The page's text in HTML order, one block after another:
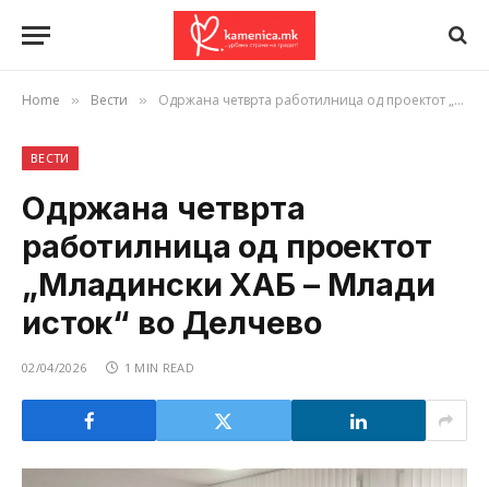
Home » Вести » Одржана четврта работилница од проектот „Младински ХАБ – Млади исток“ во Делчево
ВЕСТИ
Одржана четврта
работилница од проектот
„Младински ХАБ – Млади
исток“ во Делчево
02/04/2026 1 MIN READ